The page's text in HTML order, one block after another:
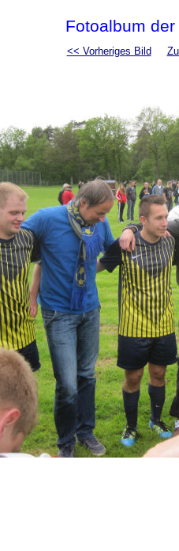
Fotoalbum
<< Vorheriges Bild